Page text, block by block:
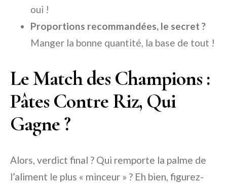
oui !
Proportions recommandées, le secret ?
Manger la bonne quantité, la base de tout !
Le Match des Champions :
Pâtes Contre Riz, Qui
Gagne ?
Alors, verdict final ? Qui remporte la palme de
l’aliment le plus « minceur » ? Eh bien, figurez-